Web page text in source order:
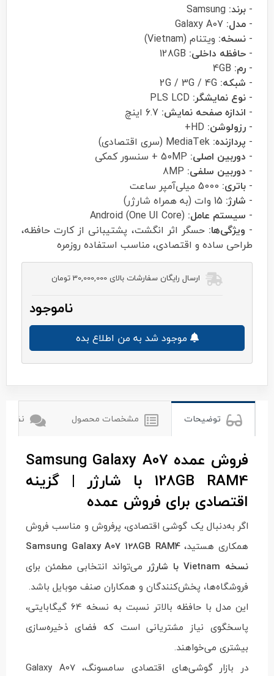
- برند:
- مدل:
- نسخه: ویتنام (Vietnam)
- حافظه داخلی:
- رم:
- شبکه:
- نوع نمایشگر:
- اندازه صفحه نمایش:
- رزولوشن:
- پردازنده:
- دوربین اصلی:
- دوربین سلفی:
- باتری:
- شارژ:
- سیستم عامل:
- ویژگی‌ها: حسگر اثر انگشت، پشتیبانی از کارت حافظه،
طراحی ساده و اقتصادی، مناسب استفاده روزمره
ارسال رایگان سفارشات بالای 30,000,000 تومان
ناموجود
توضیحات مشخصات محصول نظرات
فروش عمده Samsung Galaxy A07
128GB RAM4 با شارژر | گزینه
اقتصادی برای فروش عمده
اگر به‌دنبال یک گوشی اقتصادی، پرفروش و مناسب فروش
همکاری هستید،Samsung Galaxy A07 128GB RAM4
نسخه Vietnam با شارژر
می‌تواند انتخابی مطمئن برای
فروشگاه‌ها، پخش‌کنندگان و همکاران صنف موبایل باشد.
این مدل با حافظه بالاتر نسبت به نسخه 64 گیگابایتی،
پاسخگوی نیاز مشتریانی است که فضای ذخیره‌سازی
بیشتری می‌خواهند.
در بازار گوشی‌های اقتصادی سامسونگ، Galaxy A07